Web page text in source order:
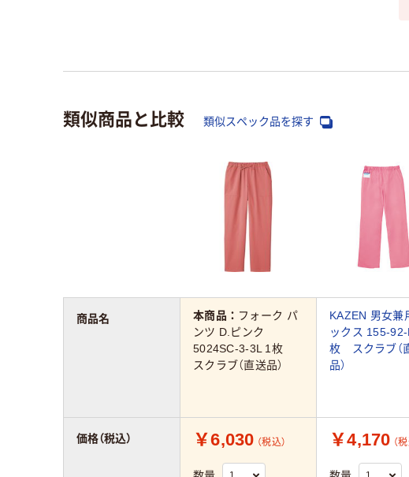
類似商品と比較 類似スペック品を探す
本商品： フォーク パ
ンツ D.ピンク
5024SC-3-3L 1枚
スクラブ（直送品）
KAZEN 男女兼
ックス 155-92-
枚 スクラブ（
品）
￥6,030 （税込） ￥4,170 （
商品名
価格（税込）